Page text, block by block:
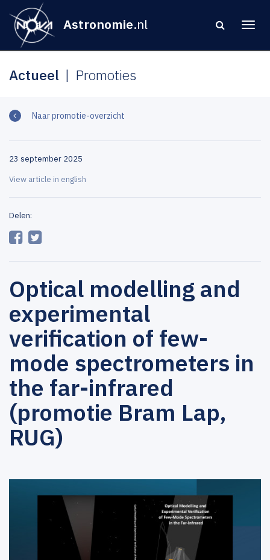
Astronomie.nl
Actueel Promoties
Naar promotie-overzicht
23 september 2025
View article in english
Delen:
Optical modelling and
experimental
verification of few-
mode spectrometers in
the far-infrared
(promotie Bram Lap,
RUG)